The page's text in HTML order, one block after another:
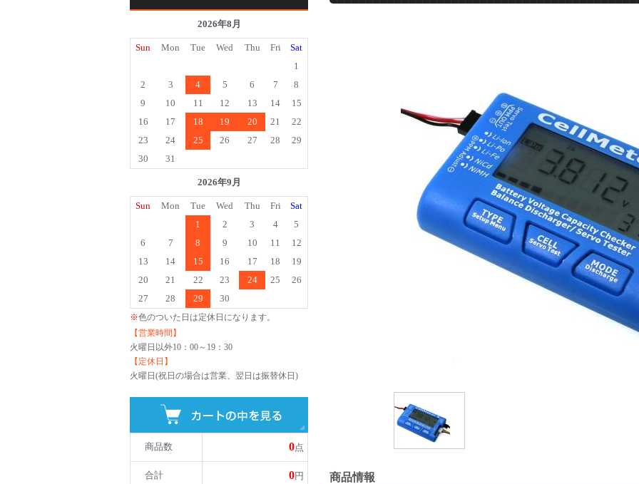
2026年8月
Sun Mon Tue Wed Thu Fri
Sat
1
2
3 4 5 6 7
8
9
10 11 12 13 14
15
16
17 18 19 20 21
22
23
24 25 26 27 28
29
30
31
2026年9月
Sun Mon Tue Wed Thu Fri
Sat
1
2 3 4
5
6
7 8 9 10 11
12
13
14 15 16 17 18
19
20
21 22 23 24 25
26
27
28 29 30
※色のついた日は定休日になります。
【営業時間】
火曜日以外10：00～19：30
【定休日】
火曜日(祝日の場合は営業、翌日は振替休日)
商品数 0点
合計 0円 商品情報